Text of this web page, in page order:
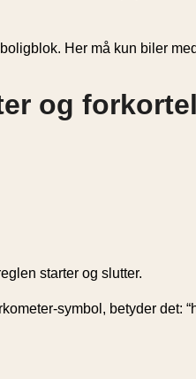
Her må kun biler
og
starter og slutter.
symbol, betyder det: